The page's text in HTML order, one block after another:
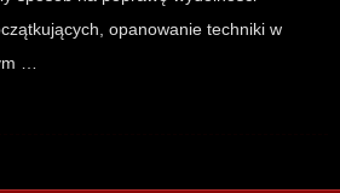
opanowanie techniki w
…